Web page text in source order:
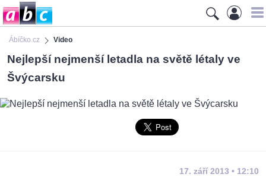
Ábíčko.cz Video
Nejlepší nejmenší letadla na světě létaly ve
Švýcarsku
17. září 2013 • 12:10